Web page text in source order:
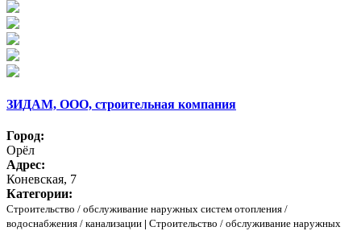
ЗИДАМ, ООО, строительная компания
Город:
Орёл
Адрес:
Коневская, 7
Категории:
Строительство / обслуживание наружных систем отопления /
водоснабжения / канализации | Строительство / обслуживание наружных